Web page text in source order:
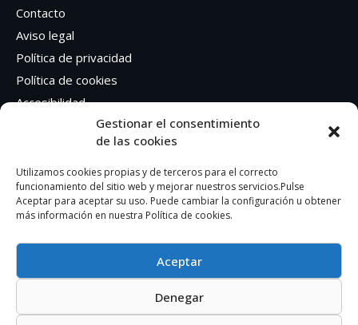
Gestionar el consentimiento
de las cookies
Utilizamos cookies propias y de terceros para el correcto
funcionamiento del sitio web y mejorar nuestros servicios.Pulse
Aceptar para aceptar su uso. Puede cambiar la configuración u obtener
más información en nuestra Política de cookies.
Aceptar
Denegar
Contacto
Aviso legal
Política de privacidad
Política de cookies
Accesibilidad
Síguenos en Redes sociales
Facebook
Instagram
AUTOEDICION GRAFICA SA – CIF: A41362401